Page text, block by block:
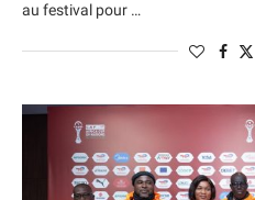
au festival pour …